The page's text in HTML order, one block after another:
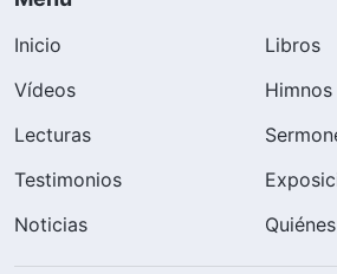
Inicio
Libros
Vídeos
Himnos
Lecturas
Testimonios
Noticias